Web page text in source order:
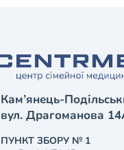
Кам’янець-
вул. Драгоманова
ПУНКТ ЗБОРУ № 1